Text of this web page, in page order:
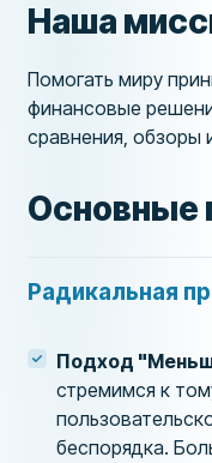
Наша
Помогать миру
финансовые
сравнения, обзоры
Основные
Радикальная
Подход
стремимся к
беспорядка.